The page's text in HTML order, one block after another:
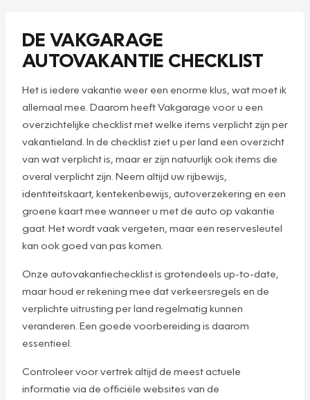
DE VAKGARAGE
AUTOVAKANTIE CHECKLIST
Het is iedere vakantie weer een enorme klus, wat moet ik
allemaal mee. Daarom heeft Vakgarage voor u een
overzichtelijke checklist met welke items verplicht zijn per
vakantieland. In de checklist ziet u per land een overzicht
van wat verplicht is, maar er zijn natuurlijk ook items die
overal verplicht zijn. Neem altijd uw rijbewijs,
identiteitskaart, kentekenbewijs, autoverzekering en een
groene kaart mee wanneer u met de auto op vakantie
gaat. Het wordt vaak vergeten, maar een reservesleutel
kan ook goed van pas komen.
Onze autovakantiechecklist is grotendeels up-to-date,
maar houd er rekening mee dat verkeersregels en de
verplichte uitrusting per land regelmatig kunnen
veranderen. Een goede voorbereiding is daarom
essentieel.
Controleer voor vertrek altijd de meest actuele
informatie via de officiële websites van de